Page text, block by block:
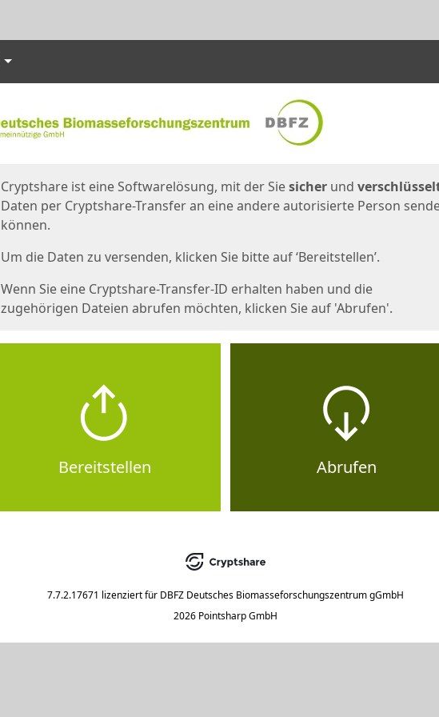
Sprachen
Cryptshare ist eine Softwarelösung, mit der Siesicher und
Daten per Cryptshare-Transfer an eine andere autorisierte Person
können.
Um die Daten zu versenden, klicken Sie bitte auf ‘Bereitstellen’.
Wenn Sie eine Cryptshare-Transfer-ID erhalten haben und die
zugehörigen Dateien abrufen möchten, klicken Sie auf 'Abrufen'.
Bereitstellen Abrufen
7.7.2.17671 lizenziert für DBFZ Deutsches Biomasseforschungszentrum gGmbH
2026 Pointsharp GmbH